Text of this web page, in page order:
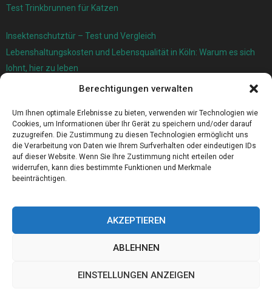
Berechtigungen verwalten
Um Ihnen optimale Erlebnisse zu bieten, verwenden wir Technologien wie
Cookies, um Informationen über Ihr Gerät zu speichern und/oder darauf
zuzugreifen. Die Zustimmung zu diesen Technologien ermöglicht uns
die Verarbeitung von Daten wie Ihrem Surfverhalten oder eindeutigen IDs
auf dieser Website. Wenn Sie Ihre Zustimmung nicht erteilen oder
widerrufen, kann dies bestimmte Funktionen und Merkmale
beeinträchtigen.
AKZEPTIEREN
ABLEHNEN
EINSTELLUNGEN ANZEIGEN
Test Trinkbrunnen für Katzen
Insektenschutztür – Test und Vergleich
Lebenshaltungskosten und Lebensqualität in Köln: Warum es sich
lohnt, hier zu leben
Ersatzfedern für Ihr Trampolin
Holländischer Stoffmarkt in Ihrer Nähe